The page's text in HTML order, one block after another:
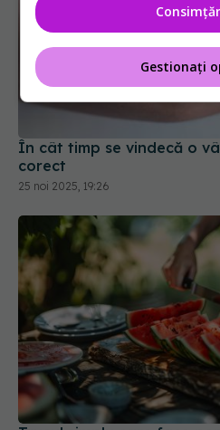
În cât timp se vindecă o
corect
25 noi 2025, 19:26
Trucul simplu care face
ușor de tăiat
08 aug 2026, 15:32
Gestionați